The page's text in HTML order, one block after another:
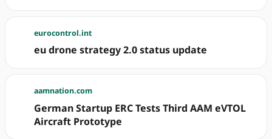
eurocontrol.int
eu drone strategy 2.0 status update
aamnation.com
German Startup ERC Tests Third AAM eVTOL
Aircraft Prototype